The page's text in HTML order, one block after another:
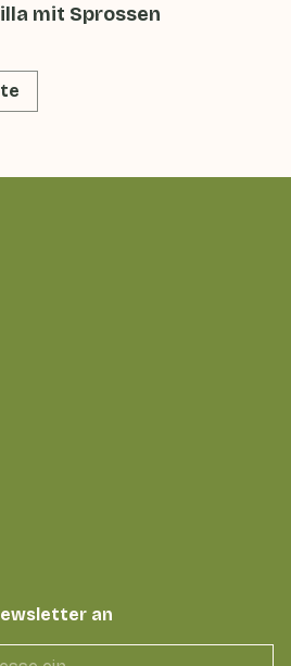
mit Sprossen
an